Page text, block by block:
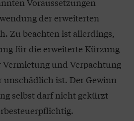
der erweiterten
Zu beachten ist allerdings,
für die erweiterte Kürzung
Vermietung und Verpachtung
ist. Der Gewinn
selbst darf nicht gekürzt